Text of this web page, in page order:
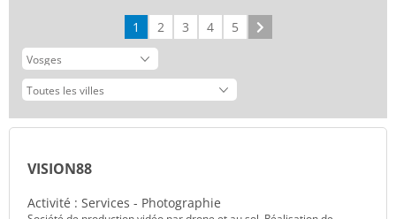
1 2 3 4 5
VISION88
Activité : Services - Photographie